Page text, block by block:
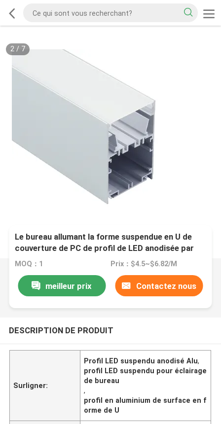
2/ 7
Le bureau allumant la forme suspendue en U de
couverture de PC de profil de LED anodisée par
Alu
MOQ：1 Prix：$4.5~$6.82/M
meilleur prix Contactez nous
DESCRIPTION DE PRODUIT
Surligner:
Profil LED suspendu anodisé Alu,
profil LED suspendu pour éclairage
de bureau
,
profil en aluminium de surface en f
orme de U